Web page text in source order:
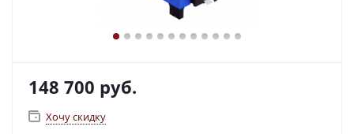
148 700 руб.
Хочу скидку